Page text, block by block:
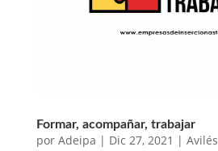
Formar, acompañar, trabajar
por Adeipa | Dic 27, 2021 | Avilés